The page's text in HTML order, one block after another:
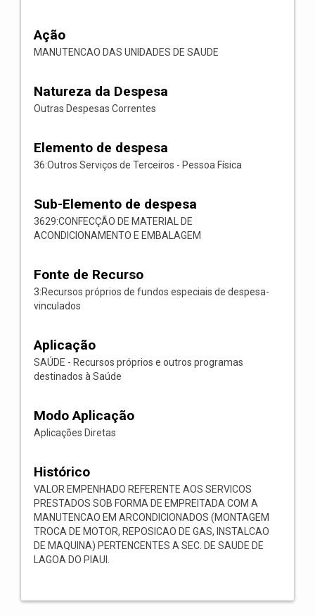
Ação
MANUTENCAO DAS UNIDADES DE SAUDE
Natureza da Despesa
Outras Despesas Correntes
Elemento de despesa
36:Outros Serviços de Terceiros - Pessoa Física
Sub-Elemento de despesa
3629:CONFECÇÃO DE MATERIAL DE
ACONDICIONAMENTO E EMBALAGEM
Fonte de Recurso
3:Recursos próprios de fundos especiais de despesa-
vinculados
Aplicação
SAÚDE - Recursos próprios e outros programas
destinados à Saúde
Modo Aplicação
Aplicações Diretas
Histórico
VALOR EMPENHADO REFERENTE AOS SERVICOS
PRESTADOS SOB FORMA DE EMPREITADA COM A
MANUTENCAO EM ARCONDICIONADOS (MONTAGEM
TROCA DE MOTOR, REPOSICAO DE GAS, INSTALCAO
DE MAQUINA) PERTENCENTES A SEC. DE SAUDE DE
LAGOA DO PIAUI.